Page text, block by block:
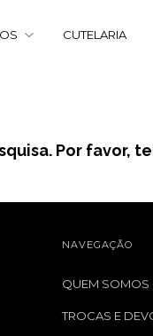
CUTELARIA
Por favor,
NAVEGAÇÃO
QUEM SOMOS
TROCAS E